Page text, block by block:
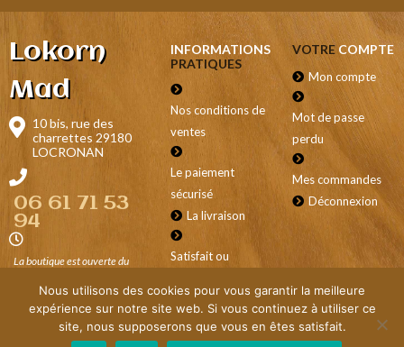
Lokorn
Mad
10 bis, rue des
charrettes 29180
LOCRONAN
06 61 71 53
94
La boutique est ouverte du
12h30 et de 14h à 19h, , le
de 14h à 19h.
INFORMATIONS
PRATIQUES
Nos conditions de
ventes
Le paiement
sécurisé
La livraison
Satisfait ou
VOTRECOMPTE
Mon compte
Mot de passe
perdu
Mes commandes
Déconnexion
Nous utilisons des cookies pour vous garantir la meilleure
expérience sur notre site web. Si vous continuez à utiliser ce
site, nous supposerons que vous en êtes satisfait.